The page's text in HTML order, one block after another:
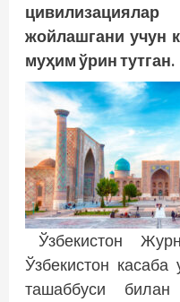
жойлашгани учун
муҳим ўрин тутган.
Ўзбекистон
Ўзбекистон
ташаб­буси